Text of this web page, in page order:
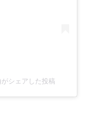
シェアした投稿